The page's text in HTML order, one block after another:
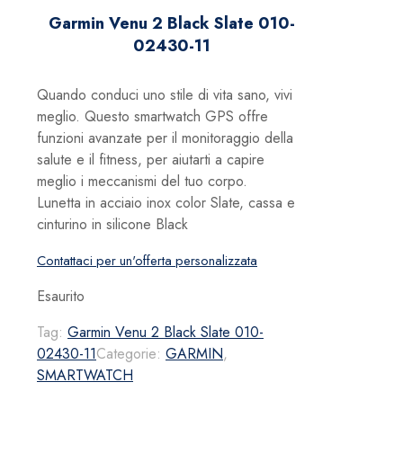
Garmin Venu 2 Black Slate 010-
02430-11
Quando conduci uno stile di vita sano, vivi
meglio. Questo smartwatch GPS offre
funzioni avanzate per il monitoraggio della
salute e il fitness, per aiutarti a capire
meglio i meccanismi del tuo corpo.
Lunetta in acciaio inox color Slate, cassa e
cinturino in silicone Black
Contattaci per un'offerta personalizzata
Esaurito
Tag: Garmin Venu 2 Black Slate 010-
02430-11Categorie: GARMIN,
SMARTWATCH